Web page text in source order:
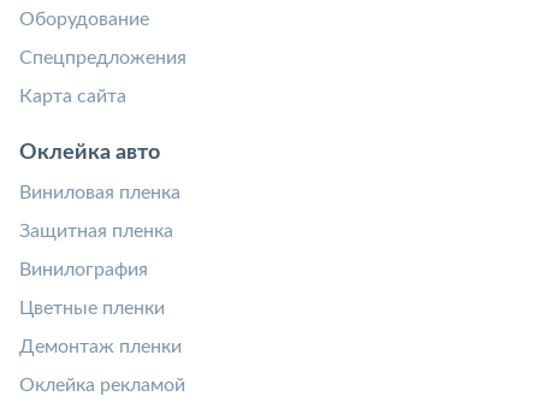
Оборудование
Спецпредложения
Карта сайта
Оклейка авто
Виниловая пленка
Защитная пленка
Винилография
Цветные пленки
Демонтаж пленки
Оклейка рекламой